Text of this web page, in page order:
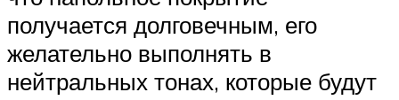
получается долговечным, его
желательно выполнять в
нейтральных тонах, которые будут